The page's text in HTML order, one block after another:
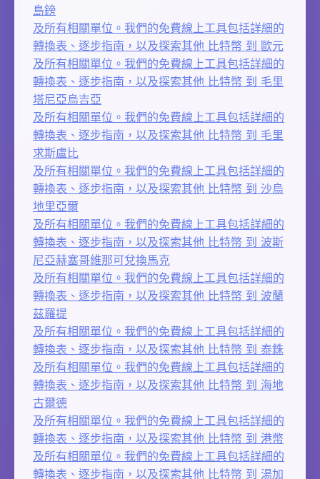
島鎊
及所有相關單位。我們的免費線上工具包括詳細的
轉換表、逐步指南，以及探索其他 比特幣 到 歐元
及所有相關單位。我們的免費線上工具包括詳細的
轉換表、逐步指南，以及探索其他 比特幣 到 毛里
塔尼亞烏吉亞
及所有相關單位。我們的免費線上工具包括詳細的
轉換表、逐步指南，以及探索其他 比特幣 到 毛里
求斯盧比
及所有相關單位。我們的免費線上工具包括詳細的
轉換表、逐步指南，以及探索其他 比特幣 到 沙烏
地里亞爾
及所有相關單位。我們的免費線上工具包括詳細的
轉換表、逐步指南，以及探索其他 比特幣 到 波斯
尼亞赫塞哥維那可兌換馬克
及所有相關單位。我們的免費線上工具包括詳細的
轉換表、逐步指南，以及探索其他 比特幣 到 波蘭
茲羅提
及所有相關單位。我們的免費線上工具包括詳細的
轉換表、逐步指南，以及探索其他 比特幣 到 泰銖
及所有相關單位。我們的免費線上工具包括詳細的
轉換表、逐步指南，以及探索其他 比特幣 到 海地
古爾德
及所有相關單位。我們的免費線上工具包括詳細的
轉換表、逐步指南，以及探索其他 比特幣 到 港幣
及所有相關單位。我們的免費線上工具包括詳細的
轉換表、逐步指南，以及探索其他 比特幣 到 湯加